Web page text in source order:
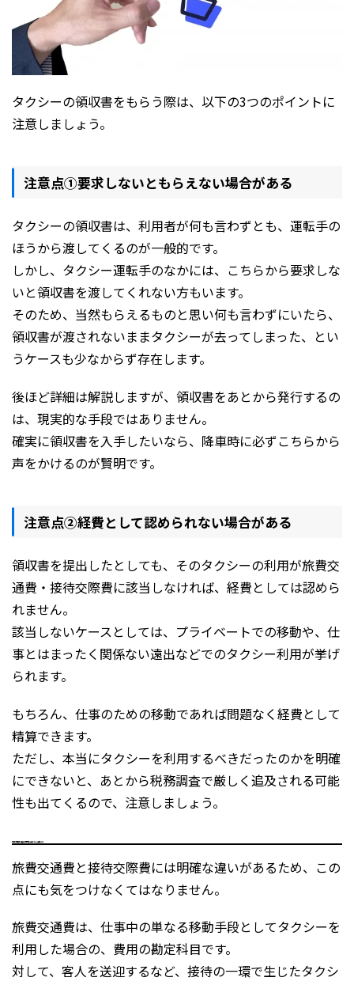
タクシーの領収書をもらう際は、以下の3つのポイントに
注意しましょう。
注意点①要求しないともらえない場合がある
タクシーの領収書は、利用者が何も言わずとも、運転手の
ほうから渡してくるのが一般的です。
しかし、タクシー運転手のなかには、こちらから要求しな
いと領収書を渡してくれない方もいます。
そのため、当然もらえるものと思い何も言わずにいたら、
領収書が渡されないままタクシーが去ってしまった、とい
うケースも少なからず存在します。
後ほど詳細は解説しますが、領収書をあとから発行するの
は、現実的な手段ではありません。
確実に領収書を入手したいなら、降車時に必ずこちらから
声をかけるのが賢明です。
注意点②経費として認められない場合がある
領収書を提出したとしても、そのタクシーの利用が旅費交
通費・接待交際費に該当しなければ、経費としては認めら
れません。
該当しないケースとしては、プライベートでの移動や、仕
事とはまったく関係ない遠出などでのタクシー利用が挙げ
られます。
もちろん、仕事のための移動であれば問題なく経費として
精算できます。
ただし、本当にタクシーを利用するべきだったのかを明確
にできないと、あとから税務調査で厳しく追及される可能
性も出てくるので、注意しましょう。
旅費交通費と接待交際費の違いにも注意する
旅費交通費と接待交際費には明確な違いがあるため、この
点にも気をつけなくてはなりません。
旅費交通費は、仕事中の単なる移動手段としてタクシーを
利用した場合の、費用の勘定科目です。
対して、客人を送迎するなど、接待の一環で生じたタクシ